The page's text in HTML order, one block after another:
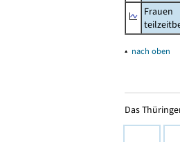
Frauen
▴ nach oben
Das